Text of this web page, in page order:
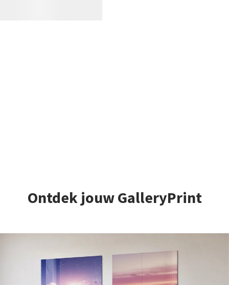
Ontdek jouw GalleryPrint